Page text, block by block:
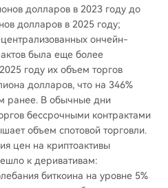
долларов в 2023 году до
долларов в 2025 году;
ончейн-
была еще более
году их объем торгов
долларов, что на 346%
ранее. В обычные дни
бессрочными контрактами
объем спотовой торговли.
цен на криптоактивы
к деривативам:
биткоина на уровне 5%